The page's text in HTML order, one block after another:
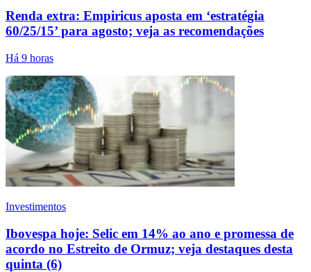
Renda extra: Empiricus aposta em ‘estratégia
60/25/15’ para agosto; veja as recomendações
Há 9 horas
Investimentos
Ibovespa hoje: Selic em 14% ao ano e promessa de
acordo no Estreito de Ormuz; veja destaques desta
quinta (6)